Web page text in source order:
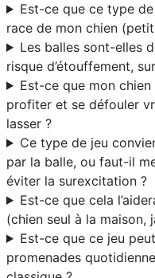
Est-ce que ce type
race de mon chien
Les balles sont-elles
risque d’étouffement,
Est-ce que mon chien
profiter et se défouler
lasser ?
Ce type de jeu
par la balle, ou faut-il
éviter la surexcitation ?
Est-ce que cela
(chien seul à la maison,
Est-ce que ce jeu
promenades